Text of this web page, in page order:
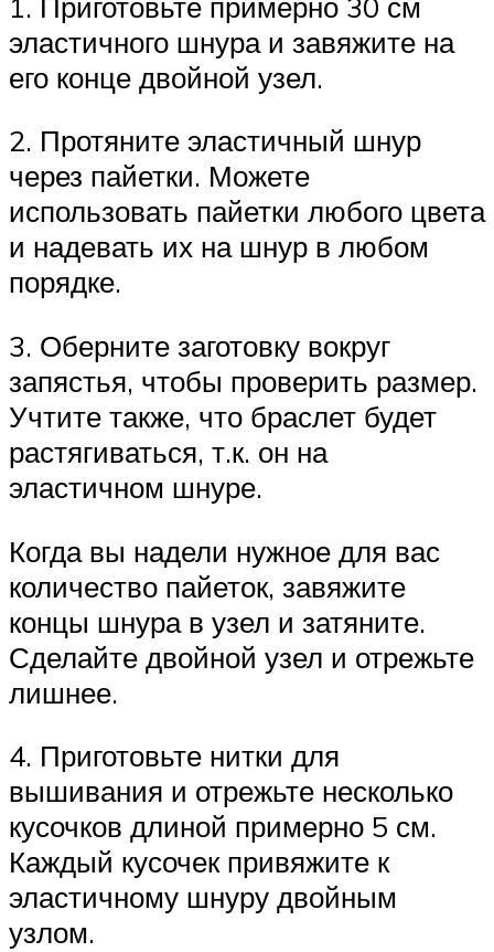
эластичного шнура и завяжите на
его конце двойной узел.
2. Протяните эластичный шнур
через пайетки. Можете
использовать пайетки любого цвета
и надевать их на шнур в любом
порядке.
3. Оберните заготовку вокруг
запястья, чтобы проверить размер.
Учтите также, что браслет будет
растягиваться, т.к. он на
эластичном шнуре.
Когда вы надели нужное для вас
количество пайеток, завяжите
концы шнура в узел и затяните.
Сделайте двойной узел и отрежьте
лишнее.
4. Приготовьте нитки для
вышивания и отрежьте несколько
кусочков длиной примерно 5 см.
Каждый кусочек привяжите к
эластичному шнуру двойным
узлом.